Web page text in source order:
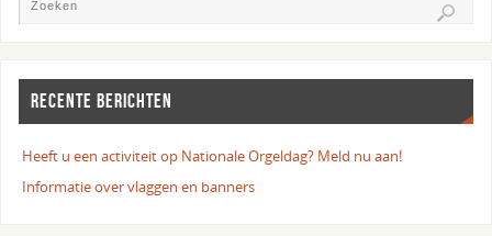
RECENTE BERICHTEN
Heeft u een activiteit op Nationale Orgeldag? Meld nu aan!
Informatie over vlaggen en banners